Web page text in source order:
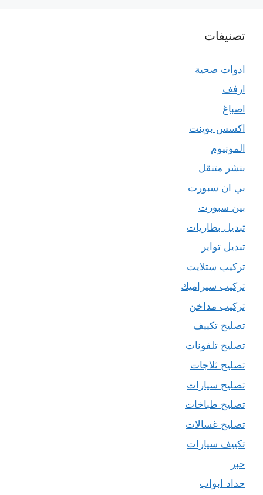
تصنيفات
ادوات صحية
ارفف
اصباغ
اكسس بوينت
المونيوم
بنشر متنقل
بي ان سبورت
بين سبورت
تبديل بطاريات
تبديل تواير
تركيب ستلايت
تركيب سيراميك
تركيب مداخن
تصليح تكييف
تصليح تلفونات
تصليح ثلاجات
تصليح سيارات
تصليح طباخات
تصليح غسالات
تكييف سيارات
حبر
حداد ابواب